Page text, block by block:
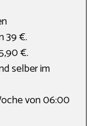
39 €.
€.
selber im
von 06:00